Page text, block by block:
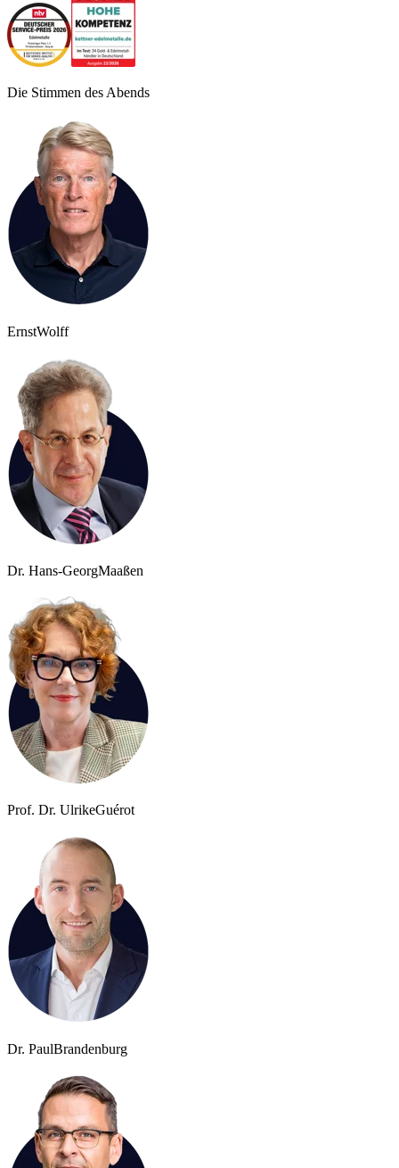
Die Stimmen des Abends
ErnstWolff
Dr. Hans-GeorgMaaßen
Prof. Dr. UlrikeGuérot
Dr. PaulBrandenburg